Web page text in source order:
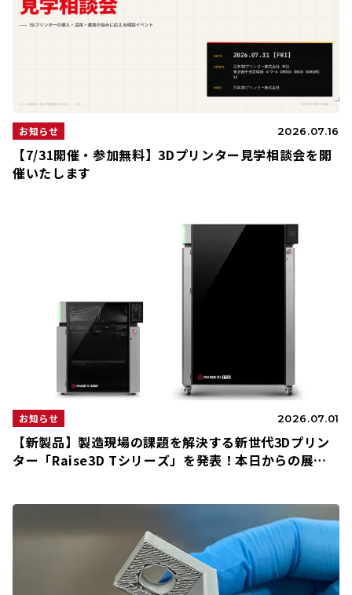
お知らせ 2026.07.16
【7/31開催・参加無料】3Dプリンター見学相談会を開
催いたします
お知らせ 2026.07.01
【新製品】製造現場の課題を解決する新世代3Dプリン
ター「Raise3D Tシリーズ」を発表！本日からの展示